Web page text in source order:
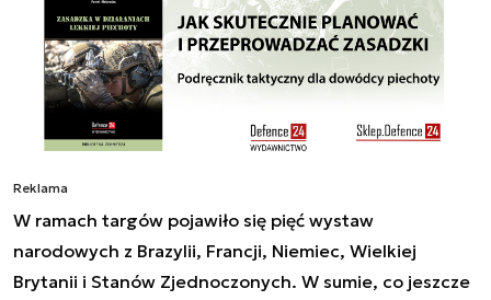
Reklama
W ramach targów pojawiło się pięć wystaw
narodowych z Brazylii, Francji, Niemiec, Wielkiej
Brytanii i Stanów Zjednoczonych. W sumie, co jeszcze